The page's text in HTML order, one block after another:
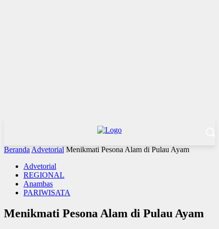
Beranda Advetorial Menikmati Pesona Alam di Pulau Ayam
Advetorial
REGIONAL
Anambas
PARIWISATA
Menikmati Pesona Alam di Pulau Ayam